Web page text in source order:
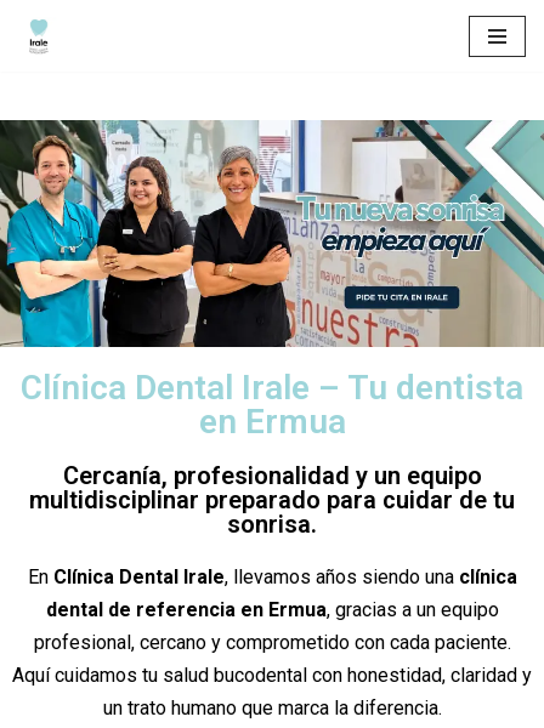
contenido
Clínica Dental Irale – Tu dentista
en Ermua
Cercanía, profesionalidad y un equipo
multidisciplinar preparado para cuidar de tu
sonrisa.
En Clínica Dental Irale, llevamos años siendo una clínica
dental de referencia en Ermua, gracias a un equipo
profesional, cercano y comprometido con cada paciente.
Aquí cuidamos tu salud bucodental con honestidad, claridad y
un trato humano que marca la diferencia.